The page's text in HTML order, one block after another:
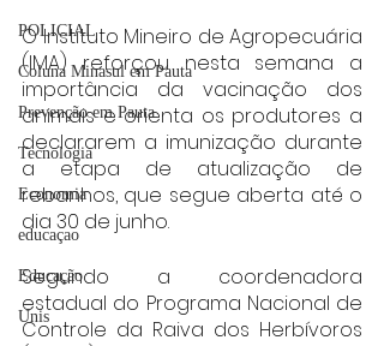
POLICIAL
Coluna Minasul em Pauta
Prevenção em Pauta
Tecnologia
Economia
educaçao
Educação
Unis
O Instituto Mineiro de Agropecuária
(IMA) reforçou nesta semana a
importância da vacinação dos
animais e orienta os produtores a
declararem a imunização durante
a etapa de atualização de
rebanhos, que segue aberta até o
dia 30 de junho.
Segundo a coordenadora
estadual do Programa Nacional de
Controle da Raiva dos Herbívoros